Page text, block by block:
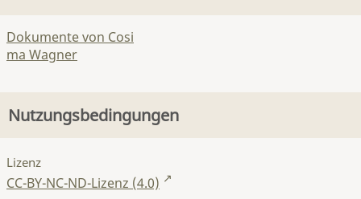
Dokumente von Cosi
ma Wagner
Nutzungsbedingungen
Lizenz
CC-BY-NC-ND-Lizenz (4.0)